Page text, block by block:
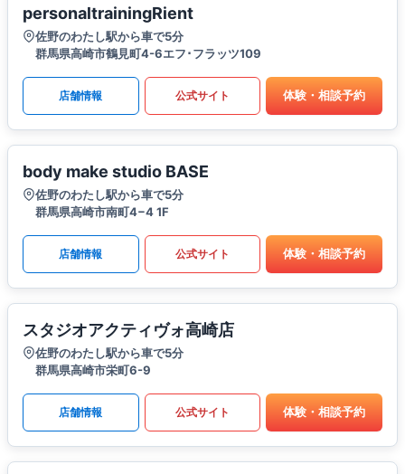
personaltrainingRient
佐野のわたし駅から車で5分
群馬県高崎市鶴見町4-6エフ･フラッツ109
店舗情報 公式サイト 体験・相談予約
body make studio BASE
佐野のわたし駅から車で5分
群馬県高崎市南町4−4 1F
店舗情報 公式サイト 体験・相談予約
スタジオアクティヴォ高崎店
佐野のわたし駅から車で5分
群馬県高崎市栄町6-9
店舗情報 公式サイト 体験・相談予約